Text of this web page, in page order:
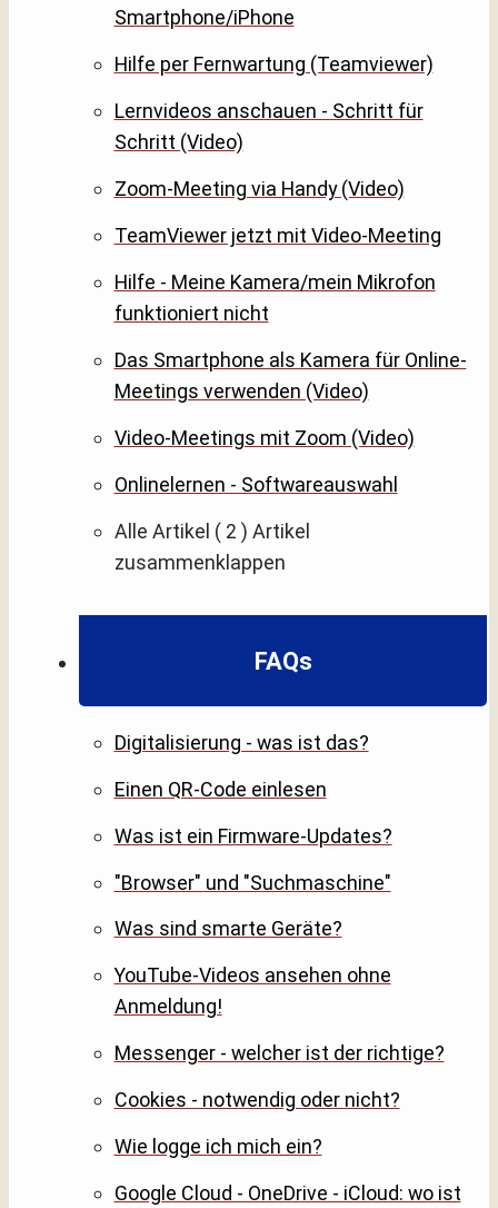
Smartphone/iPhone
Hilfe per Fernwartung (Teamviewer)
Lernvideos anschauen - Schritt für
Schritt (Video)
Zoom-Meeting via Handy (Video)
TeamViewer jetzt mit Video-Meeting
Hilfe - Meine Kamera/mein Mikrofon
funktioniert nicht
Das Smartphone als Kamera für Online-
Meetings verwenden (Video)
Video-Meetings mit Zoom (Video)
Onlinelernen - Softwareauswahl
Alle Artikel ( 2 ) Artikel
zusammenklappen
FAQs
Digitalisierung - was ist das?
Einen QR-Code einlesen
Was ist ein Firmware-Updates?
"Browser" und "Suchmaschine"
Was sind smarte Geräte?
YouTube-Videos ansehen ohne
Anmeldung!
Messenger - welcher ist der richtige?
Cookies - notwendig oder nicht?
Wie logge ich mich ein?
Google Cloud - OneDrive - iCloud: wo ist